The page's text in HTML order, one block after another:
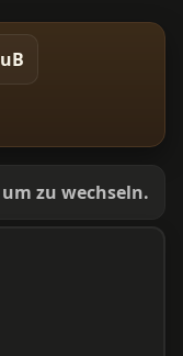
zu wechseln.